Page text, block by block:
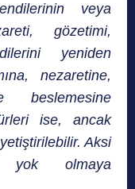
veya
gözetimi,
yeniden
nezaretine,
beslemesine
ise, ancak
Aksi
yok olmaya